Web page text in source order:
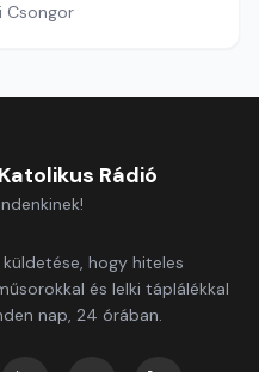
Csongor
Rádió
hogy hiteles
és lelki táplálékkal
nap, 24 órában.